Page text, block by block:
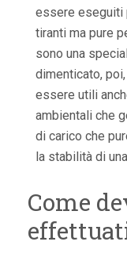
essere eseguiti
tiranti ma pure
sono una
dimenticato,
essere utili
ambientali che
di carico che
la stabilità di
Come